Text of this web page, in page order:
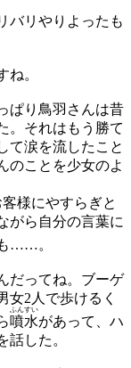
バリやりよったも
。
ぱり鳥羽さんは昔
。それはもう勝て
て涙を流したこと
のことを少女のよ
様にやすらぎと
がら自分の言葉に
……。
だってね。ブーゲ
女2人で歩けるく
噴水
ふんすい
があって、ハ
話した。